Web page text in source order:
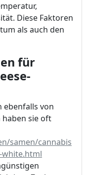
Diese Faktoren
als auch den
für
ebenfalls von
sie oft
samen/cannabis